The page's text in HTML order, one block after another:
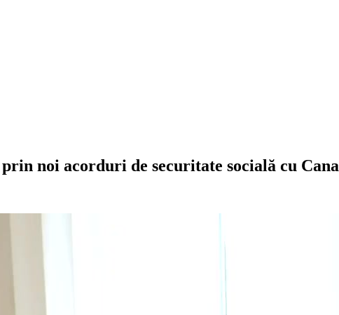
noi acorduri de securitate socială cu